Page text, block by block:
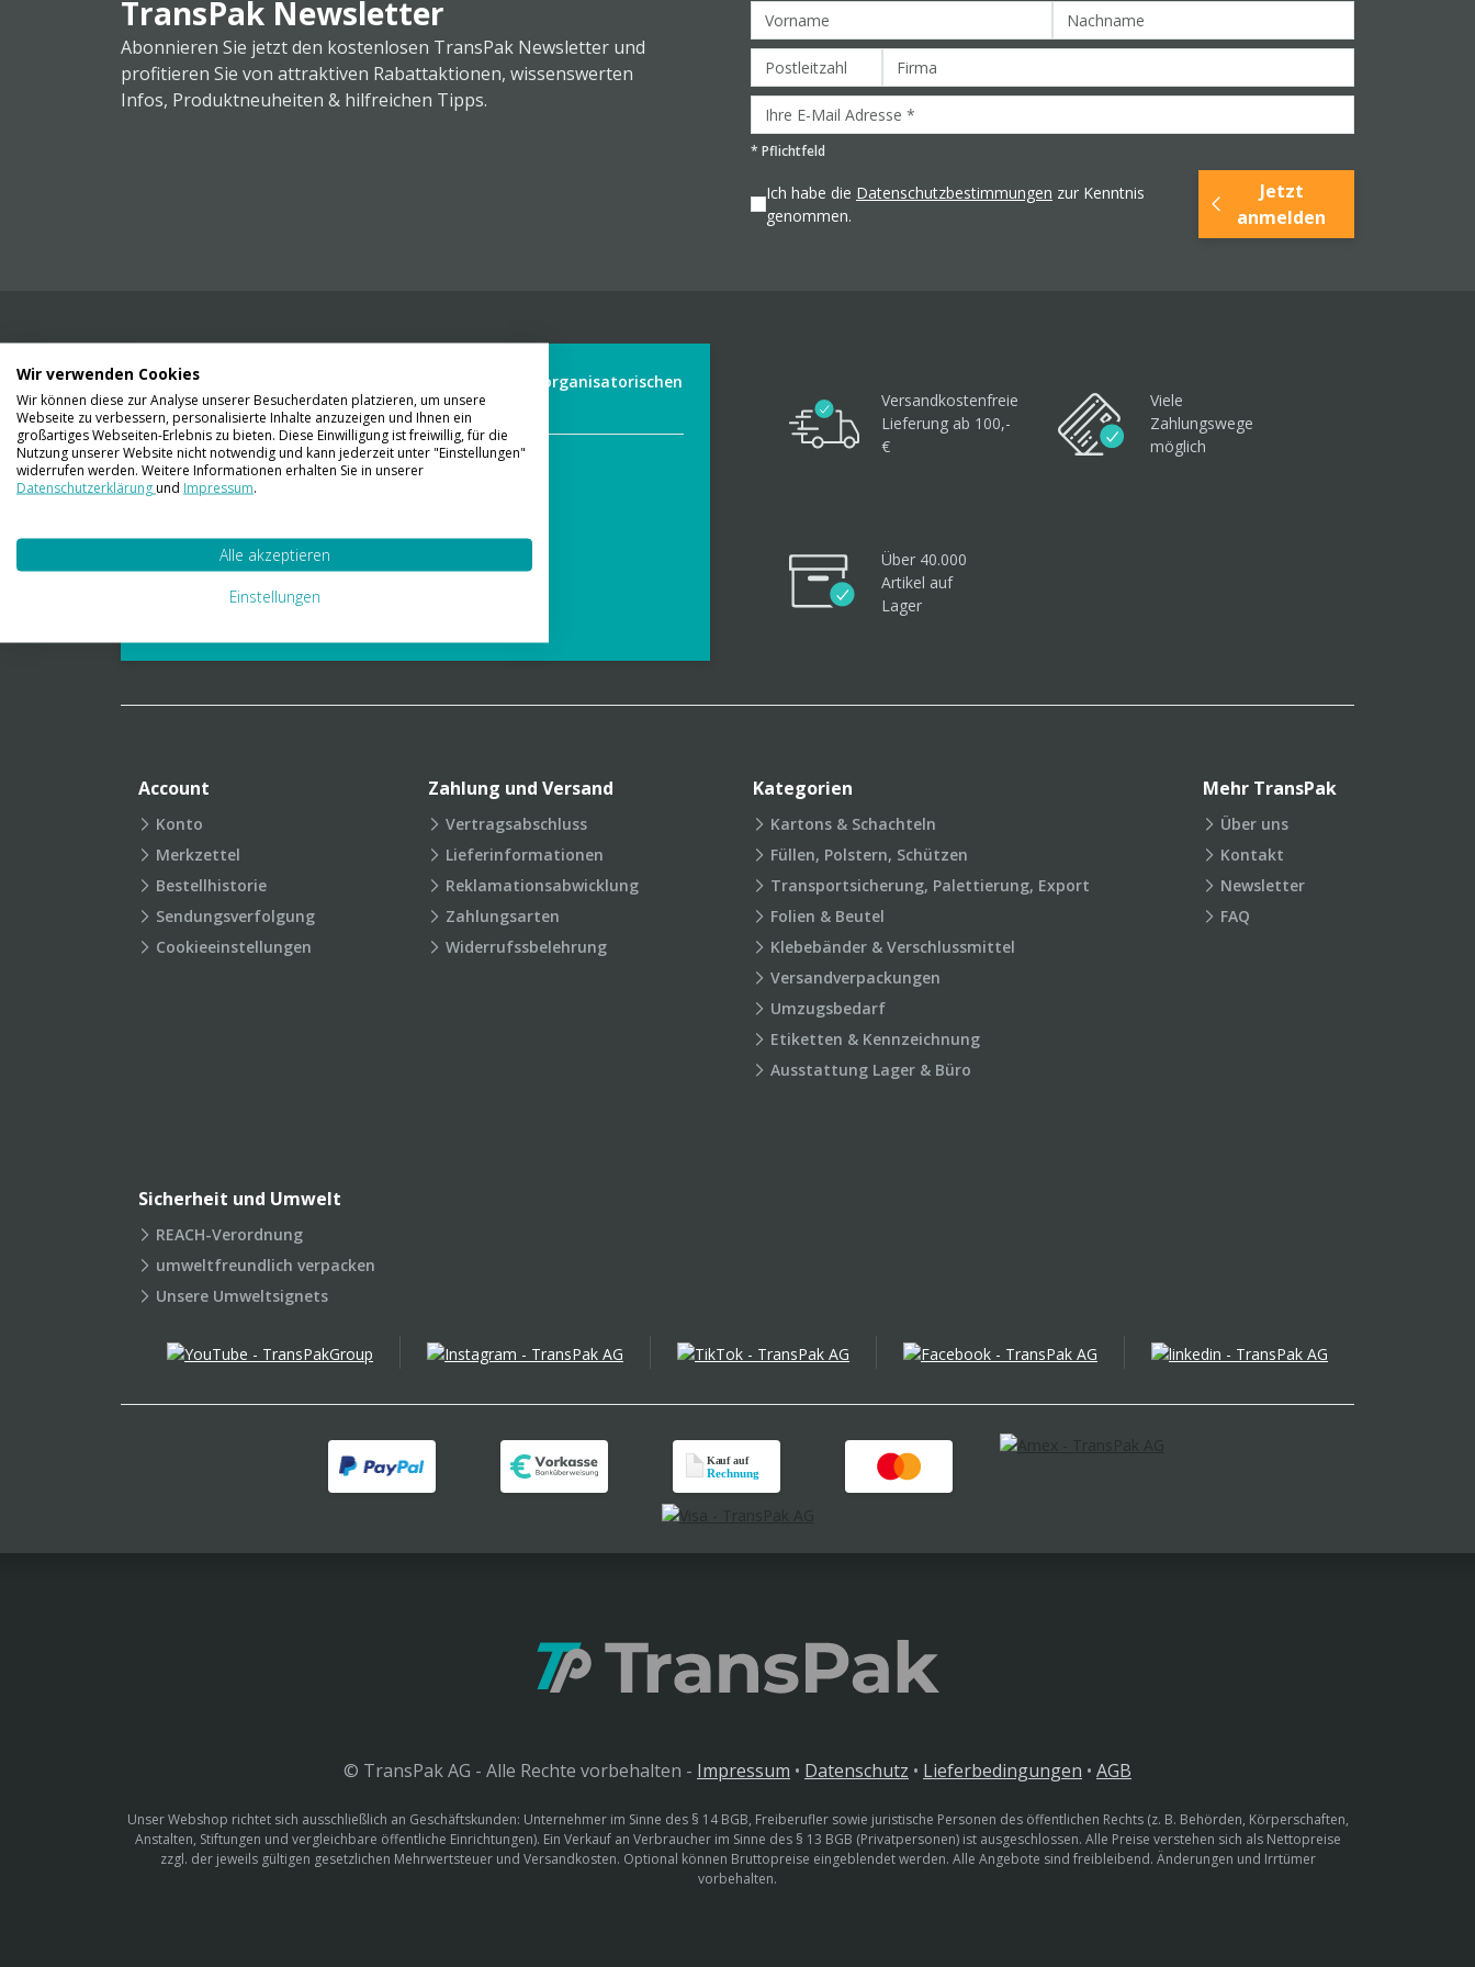
TransPak Newsletter
Abonnieren Sie jetzt den kostenlosen TransPak Newsletter und
profitieren Sie von attraktiven Rabattaktionen, wissenswerten
Infos, Produktneuheiten & hilfreichen Tipps.
* Pflichtfeld
Ich habe die Datenschutzbestimmungen zur Kenntnis
genommen.
Jetzt
anmelden
Wir liefern Ihnen Ihre Ware. Abholung ist leider aus organisatorischen
Gründen nicht möglich.
Kontaktieren Sie uns
01 23 06 03 888
info@transpak.at
Verpackungslexikon
Versandkostenfreie
Lieferung ab 100,-
€
Viele
Zahlungswege
möglich
Über 40.000
Artikel auf
Lager
Account
Konto
Merkzettel
Bestellhistorie
Sendungsverfolgung
Cookieeinstellungen
Zahlung und Versand
Vertragsabschluss
Lieferinformationen
Reklamationsabwicklung
Zahlungsarten
Widerrufssbelehrung
Kategorien
Kartons & Schachteln
Füllen, Polstern, Schützen
Transportsicherung, Palettierung, Export
Folien & Beutel
Klebebänder & Verschlussmittel
Versandverpackungen
Umzugsbedarf
Etiketten & Kennzeichnung
Ausstattung Lager & Büro
Mehr TransPak
Über uns
Kontakt
Newsletter
FAQ
Sicherheit und Umwelt
REACH-Verordnung
umweltfreundlich verpacken
Unsere Umweltsignets
© TransPak AG - Alle Rechte vorbehalten - Impressum • Datenschutz • Lieferbedingungen • AGB
Unser Webshop richtet sich ausschließlich an Geschäftskunden: Unternehmer im Sinne des § 14 BGB, Freiberufler sowie juristische Personen des öffentlichen Rechts (z. B. Behörden, Körperschaften,
Anstalten, Stiftungen und vergleichbare öffentliche Einrichtungen). Ein Verkauf an Verbraucher im Sinne des § 13 BGB (Privatpersonen) ist ausgeschlossen. Alle Preise verstehen sich als Nettopreise
zzgl. der jeweils gültigen gesetzlichen Mehrwertsteuer und Versandkosten. Optional können Bruttopreise eingeblendet werden. Alle Angebote sind freibleibend. Änderungen und Irrtümer
vorbehalten.
Wir verwenden Cookies
Wir können diese zur Analyse unserer Besucherdaten platzieren, um unsere
Webseite zu verbessern, personalisierte Inhalte anzuzeigen und Ihnen ein
großartiges Webseiten-Erlebnis zu bieten. Diese Einwilligung ist freiwillig, für die
Nutzung unserer Website nicht notwendig und kann jederzeit unter "Einstellungen"
widerrufen werden. Weitere Informationen erhalten Sie in unserer
Datenschutzerklärungund Impressum.
Alle akzeptieren
Einstellungen